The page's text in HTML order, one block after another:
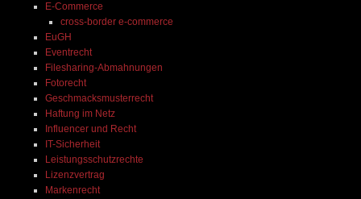
E-Commerce
cross-border e-commerce
EuGH
Eventrecht
Filesharing-Abmahnungen
Fotorecht
Geschmacksmusterrecht
Haftung im Netz
Influencer und Recht
IT-Sicherheit
Leistungsschutzrechte
Lizenzvertrag
Markenrecht